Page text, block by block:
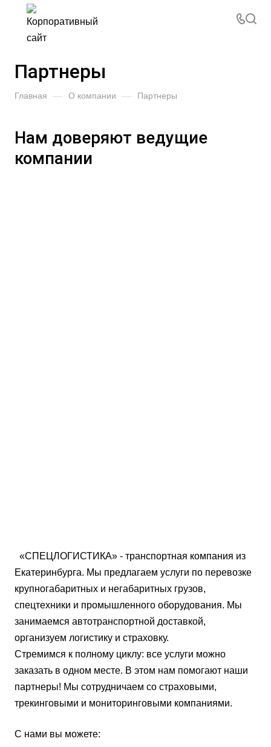
Партнеры
Главная — О компании — Партнеры
Нам доверяют ведущие
компании
«СПЕЦЛОГИСТИКА» - транспортная компания из
Екатеринбурга. Мы предлагаем услуги по перевозке
крупногабаритных и негабаритных грузов,
спецтехники и промышленного оборудования. Мы
занимаемся автотранспортной доставкой,
организуем логистику и страховку.
Стремимся к полному циклу: все услуги можно
заказать в одном месте. В этом нам помогают наши
партнеры! Мы сотрудничаем со страховыми,
трекинговыми и мониторинговыми компаниями.
С нами вы можете: